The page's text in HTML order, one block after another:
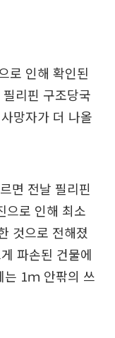
로 인해 확인된
리핀 구조당국
망자가 더 나올
면 전날 필리핀
으로 인해 최소
것으로 전해졌
파손된 건물에
는 1ｍ 안팎의 쓰